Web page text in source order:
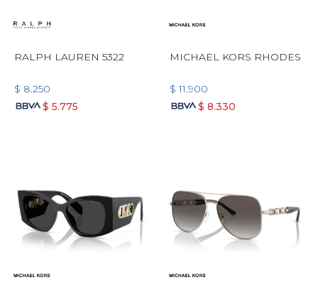
RALPH LAUREN 5322
$ 8.250
$ 5.775
MICHAEL KORS RHODES
$ 11.900
$ 8.330